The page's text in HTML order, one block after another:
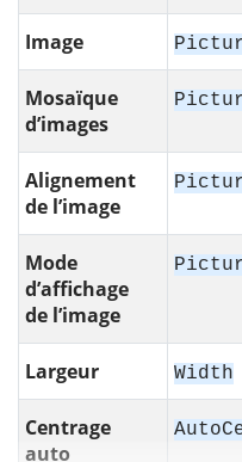
Image
Mosaïque
d’images
Alignement
de l’image
Mode
d’affichage
de l’image
Largeur Width
Centrage
auto